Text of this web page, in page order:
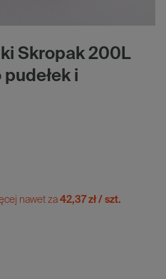
Skropak 200L
pudełek i
nawet za 42,37 zł / szt.